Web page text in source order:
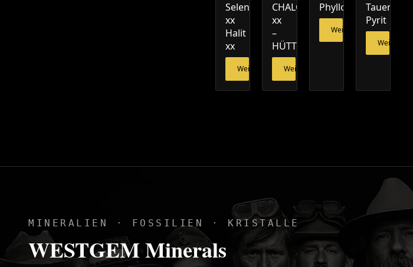
Selenit
xx
Halit
xx
Weiterlesen
CHALCEDON
xx
–
HÜTTENBERG
Weiterlesen
Phylloceras
Weiterlesen
Tauern-
Pyrit
Weiterlesen
MINERALIEN · FOSSILIEN · KRISTALLE
WESTGEM Minerals